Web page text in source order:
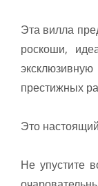
Эта вилла
роскоши,
престижных
Это
Не упустите